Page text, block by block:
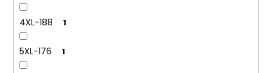
4XL-188 1
5XL-176 1